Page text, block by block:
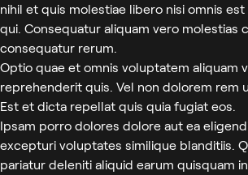
nihil et quis molestiae libero nisi omnis
qui. Consequatur aliquam vero molestias
consequatur rerum.
Optio quae et omnis voluptatem aliquam
reprehenderit quis. Vel non dolorem rem
Est et dicta repellat quis quia fugiat eos.
Ipsam porro dolores dolore aut ea
excepturi voluptates similique blanditiis.
pariatur deleniti aliquid earum quisquam